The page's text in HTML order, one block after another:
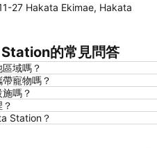
Nakasu-Kawabata Station
Meinohama Station
佐賀機場
Minami Fukuoka Station
Chiyo-Kenchoguchi Station
27 Hakata Ekimae, Hakata
的常見問答
域嗎？
寵物嗎？
嗎？
Station？